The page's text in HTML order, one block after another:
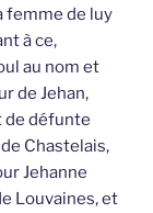
femme de luy
à ce,
au nom et
de Jehan,
de défunte
Chastelais,
Jehanne
Louvaines, et